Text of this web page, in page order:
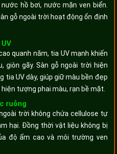
hồ bơi, nước mặn ven biển.
gỗ ngoài trời hoạt động ổn định
quanh năm, tia UV mạnh khiến
giòn gãy. Sàn gỗ ngoài trời hiện
tia UV dày, giúp giữ màu bền đẹp
tượng phai màu, rạn bề mặt.
ruỗng
trời không chứa cellulose tự
hại. Đồng thời vật liệu không bị
độ ẩm cao và môi trường ven